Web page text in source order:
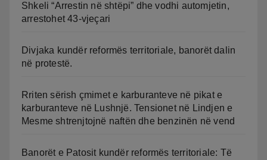
Shkeli “Arrestin në shtëpi” dhe vodhi automjetin,
arrestohet 43-vjeçari
Divjaka kundër reformës territoriale, banorët dalin
në protestë.
Rriten sërish çmimet e karburanteve në pikat e
karburanteve në Lushnjë. Tensionet në Lindjen e
Mesme shtrenjtojnë naftën dhe benzinën në vend
Banorët e Patosit kundër reformës territoriale: Të